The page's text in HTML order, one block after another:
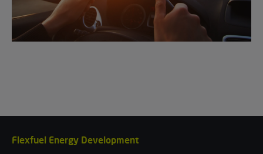
Flexfuel Energy Development